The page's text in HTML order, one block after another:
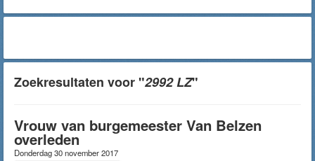
Zoekresultaten voor "2992 LZ"
Vrouw van burgemeester Van Belzen
overleden
Donderdag 30 november 2017